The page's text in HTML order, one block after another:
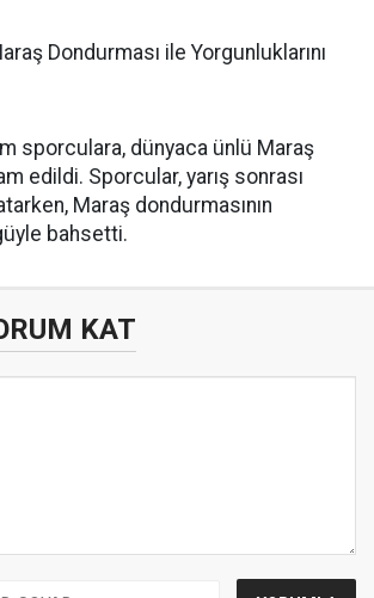
Dondurması ile Yorgunluklarını
sporculara, dünyaca ünlü Maraş
edildi. Sporcular, yarış sonrası
Maraş dondurmasının
bahsetti.
KAT